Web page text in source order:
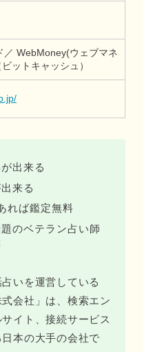
／ WebMoney(ウェブマネ
ットキャッシュ）
出来る
来る
れば鑑定無料
のベテラン占い師
いを運営している
式会社」は、検索エン
イト、接続サービス
本の大手の会社で